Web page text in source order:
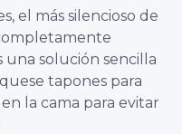
el más silencioso de
una solución sencilla
tapones para
la cama para evitar